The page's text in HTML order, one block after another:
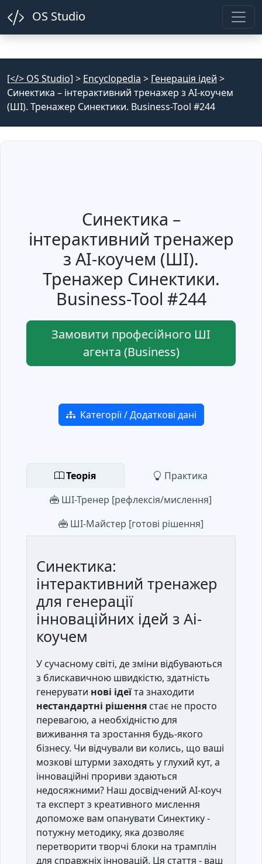
OS Studio
[</> OS Studio] > Encyclopedia > Генерація ідей >
Синектика – інтерактивний тренажер з AI-коучем
(ШІ). Тренажер Синектики. Business-Tool #244
Синектика –
інтерактивний тренажер
з AI-коучем (ШІ).
Тренажер Синектики.
Business-Tool #244
Замовити професійного ШІ
агента (Business)
Категорії / Додаткові дані
Теорія
Практика
ШІ-Тренер [рефлексія/мислення]
ШІ-Майстер [готові рішення]
Синектика:
інтерактивний тренажер
для генерації
інноваційних ідей з Ai-
коучем
У сучасному світі, де зміни відбуваються
з блискавичною швидкістю, здатність
генерувати нові ідеїта знаходити
нестандартні рішення стає не просто
перевагою, а необхідністю для
виживання та зростання будь-якого
бізнесу. Чи відчували ви колись, що ваші
мозкові штурми заходять у глухий кут, а
інноваційні прориви здаються
недосяжними? Наш досвідчений AI-коуч
та експерт з креативного мислення
допоможе вам опанувати Синектику -
потужну методику, яка дозволяє
перетворити творчі блоки на трамплін
для справжніх інновацій. Ця стаття - ваш